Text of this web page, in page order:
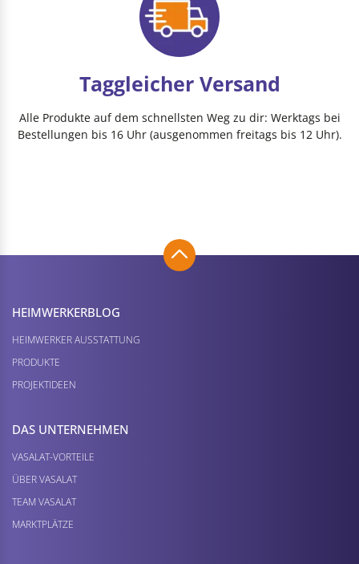
Taggleicher Versand
Alle Produkte auf dem schnellsten Weg zu dir: Werktags bei
Bestellungen bis 16 Uhr (ausgenommen freitags bis 12 Uhr).
HEIMWERKER­BLOG
HEIMWERKER AUSSTATTUNG
PRODUKTE
PROJEKTIDEEN
DAS UNTERNEHMEN
VASALAT-VORTEILE
ÜBER VASALAT
TEAM VASALAT
MARKTPLÄTZE